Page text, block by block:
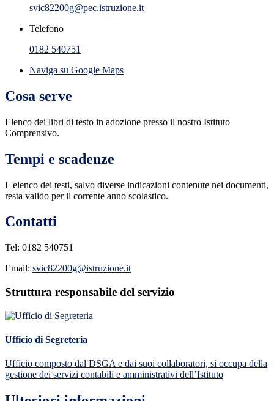
svic82200g@pec.istruzione.it
Telefono
0182 540751
Naviga su Google Maps
Cosa serve
Elenco dei libri di testo in adozione presso il nostro Istituto
Comprensivo.
Tempi e scadenze
L'elenco dei testi, salvo diverse indicazioni contenute nei documenti,
resta valido per il corrente anno scolastico.
Contatti
Tel: 0182 540751
Email: svic82200g@istruzione.it
Struttura responsabile del servizio
Ufficio di Segreteria
Ufficio composto dal DSGA e dai suoi collaboratori, si occupa della
gestione dei servizi contabili e amministrativi dell’Istituto